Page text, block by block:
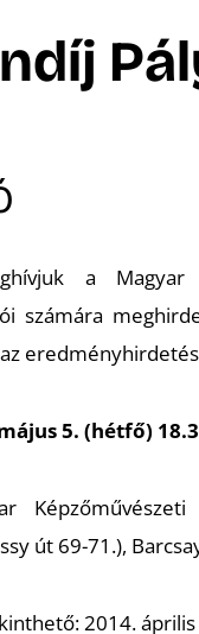
a Magyar
számára
5. (hétfő)
út 69-71.),
2014.